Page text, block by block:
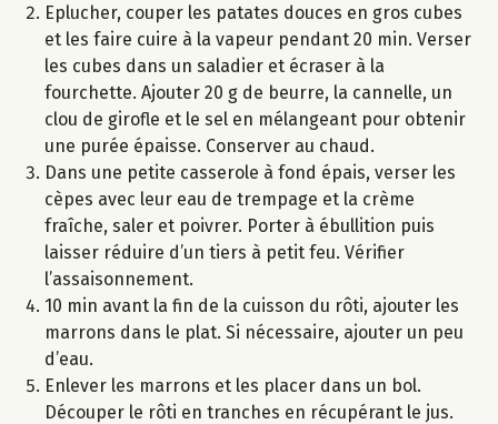
Eplucher, couper les patates douces en gros cubes
et les faire cuire à la vapeur pendant 20 min. Verser
les cubes dans un saladier et écraser à la
fourchette. Ajouter 20 g de beurre, la cannelle, un
clou de girofle et le sel en mélangeant pour obtenir
une purée épaisse. Conserver au chaud.
Dans une petite casserole à fond épais, verser les
cèpes avec leur eau de trempage et la crème
fraîche, saler et poivrer. Porter à ébullition puis
laisser réduire d’un tiers à petit feu. Vérifier
l’assaisonnement.
10 min avant la fin de la cuisson du rôti, ajouter les
marrons dans le plat. Si nécessaire, ajouter un peu
d’eau.
Enlever les marrons et les placer dans un bol.
Découper le rôti en tranches en récupérant le jus.